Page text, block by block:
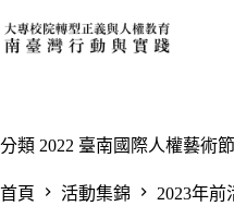
至
容
分類 2022 臺南國際人權藝術節
首頁 活動集錦 2023年前